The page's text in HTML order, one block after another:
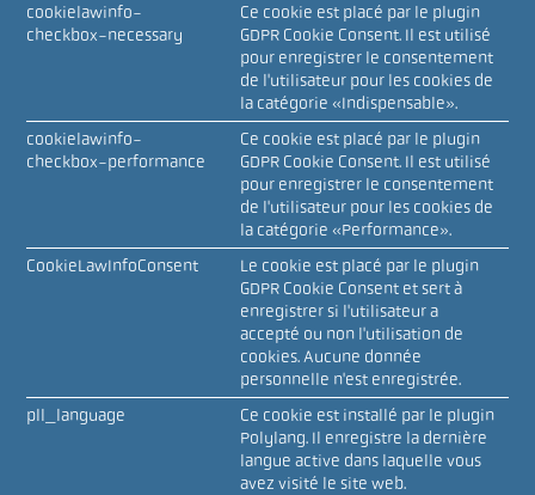
cookielawinfo-
checkbox-necessary
Ce cookie est placé par le plugin
GDPR Cookie Consent. Il est utilisé
pour enregistrer le consentement
de l'utilisateur pour les cookies de
la catégorie «Indispensable».
cookielawinfo-
checkbox-performance
Ce cookie est placé par le plugin
GDPR Cookie Consent. Il est utilisé
pour enregistrer le consentement
de l'utilisateur pour les cookies de
la catégorie «Performance».
CookieLawInfoConsent
Le cookie est placé par le plugin
GDPR Cookie Consent et sert à
enregistrer si l'utilisateur a
accepté ou non l'utilisation de
cookies. Aucune donnée
personnelle n'est enregistrée.
pll_language
Ce cookie est installé par le plugin
Polylang. Il enregistre la dernière
langue active dans laquelle vous
avez visité le site web.